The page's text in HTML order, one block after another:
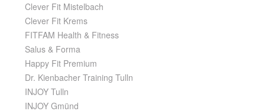
Clever Fit Mistelbach
Clever Fit Krems
FITFAM Health & Fitness
Salus & Forma
Happy Fit Premium
Dr. Kienbacher Training Tulln
INJOY Tulln
INJOY Gmünd